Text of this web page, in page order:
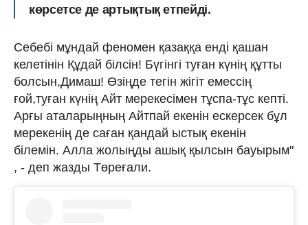
көрсетсе де артықтық етпейді.
Себебі мұндай феномен қазаққа енді қашан
келетінін Құдай білсін! Бүгінгі туған күнің құтты
болсын,Димаш! Өзіңде тегін жігіт емессің
ғой,туған күнің Айт мерекесімен тұспа-тұс кепті.
Арғы аталарыңның Айтпай екенін ескерсек бұл
мерекенің де саған қандай ыстық екенін
білемін. Алла жолыңды ашық қылсын бауырым"
, - деп жазды Төреғали.